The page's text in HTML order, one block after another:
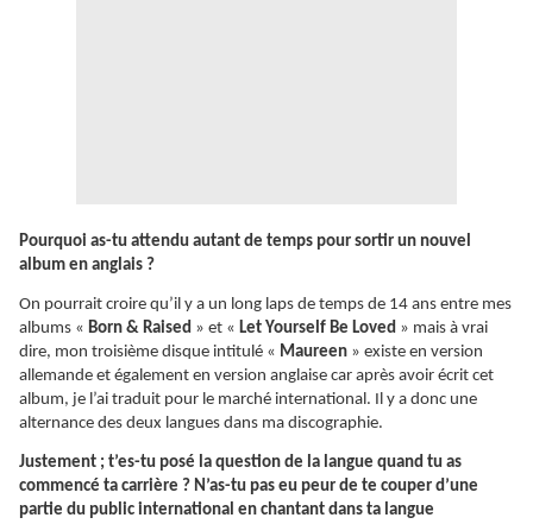
Pourquoi as-tu attendu autant de temps pour sortir un nouvel
album en anglais ?
On pourrait croire qu’il y a un long laps de temps de 14 ans entre mes
albums « Born & Raised » et « Let Yourself Be Loved » mais à vrai
dire, mon troisième disque intitulé « Maureen » existe en version
allemande et également en version anglaise car après avoir écrit cet
album, je l’ai traduit pour le marché international. Il y a donc une
alternance des deux langues dans ma discographie.
Justement ; t’es-tu posé la question de la langue quand tu as
commencé ta carrière ? N’as-tu pas eu peur de te couper d’une
partie du public international en chantant dans ta langue